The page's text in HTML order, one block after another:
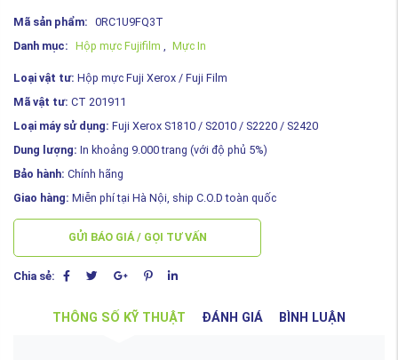
Mã sản phẩm: 0RC1U9FQ3T
Danh mục: Hộp mực Fujifilm , Mực In
Loại vật tư: Hộp mực Fuji Xerox / Fuji Film
Mã vật tư: CT 201911
Loại máy sử dụng: Fuji Xerox S1810 / S2010 / S2220 / S2420
Dung lượng: In khoảng 9.000 trang (với độ phủ 5%)
Bảo hành: Chính hãng
Giao hàng: Miễn phí tại Hà Nội, ship C.O.D toàn quốc
GỬI BÁO GIÁ / GỌI TƯ VẤN
Chia sẻ:
THÔNG SỐ KỸ THUẬT ĐÁNH GIÁ BÌNH LUẬN